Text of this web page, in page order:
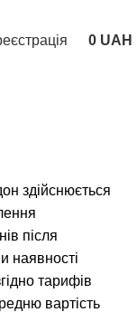
0 UAH
здійснюється
після
наявності
тарифів
вартість